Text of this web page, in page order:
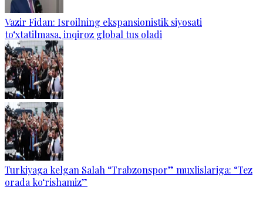
Vazir Fidan: Isroilning ekspansionistik siyosati
to‘xtatilmasa, inqiroz global tus oladi
Turkiyaga kelgan Salah “Trabzonspor” muxlislariga: “Tez
orada ko‘rishamiz”